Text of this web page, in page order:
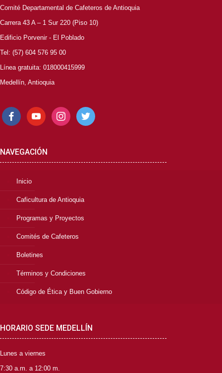
Comité Departamental de Cafeteros de Antioquia
Carrera 43 A – 1 Sur 220 (Piso 10)
Edificio Porvenir - El Poblado
Tel: (57) 604 576 95 00
Línea gratuita: 018000415999
Medellín, Antioquia
facebookyoutube instagramtwitter
NAVEGACIÓN
Inicio
Caficultura de Antioquia
Programas y Proyectos
Comités de Cafeteros
Boletines
Términos y Condiciones
Código de Ética y Buen Gobierno
HORARIO SEDE MEDELLÍN
Lunes a viernes
7:30 a.m. a 12:00 m.